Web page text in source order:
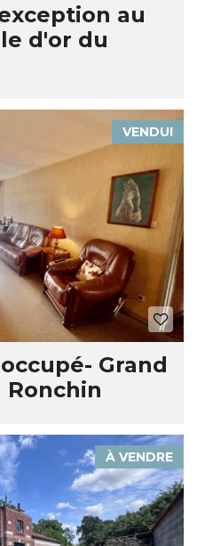
au
d'or du
VENDU!
Grand
Ronchin
À VENDRE